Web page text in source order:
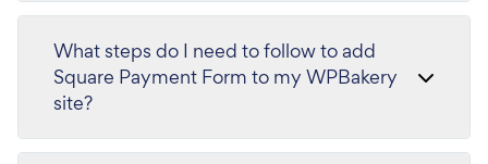
What steps do I need to follow to add
Square Payment Form to my WPBakery
site?